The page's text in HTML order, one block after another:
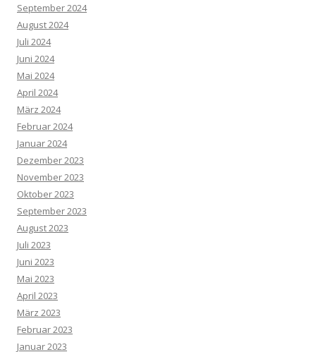
September 2024
August 2024
Juli 2024
Juni 2024
Mai 2024
April 2024
März 2024
Februar 2024
Januar 2024
Dezember 2023
November 2023
Oktober 2023
September 2023
August 2023
Juli 2023
Juni 2023
Mai 2023
April 2023
März 2023
Februar 2023
Januar 2023